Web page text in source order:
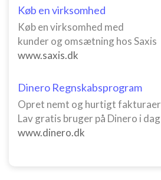
Køb en virksomhed
Køb en virksomhed med
kunder og omsætning hos Saxis
www.saxis.dk
Dinero Regnskabsprogram
Opret nemt og hurtigt fakturaer
Lav gratis bruger på Dinero i dag
www.dinero.dk